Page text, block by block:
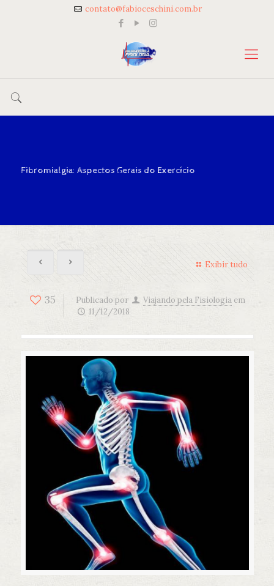
contato@fabioceschini.com.br
Fibromialgia: Aspectos Gerais do Exercício
Exibir tudo
35 Publicado por Viajando pela Fisiologia em
11/12/2018